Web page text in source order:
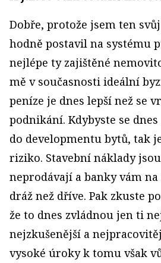
Dobře, protože jsem ten
hodně postavil na systému
nejlépe ty zajištěné
mě v současnosti ideální
peníze je dnes lepší než se
podnikání. Kdybyste se
do developmentu bytů, tak
riziko. Stavební náklady
neprodávají a banky vám
dráž než dříve. Pak zkuste
že to dnes zvládnou jen ti
nejzkušenější a
vysoké úroky k tomu však